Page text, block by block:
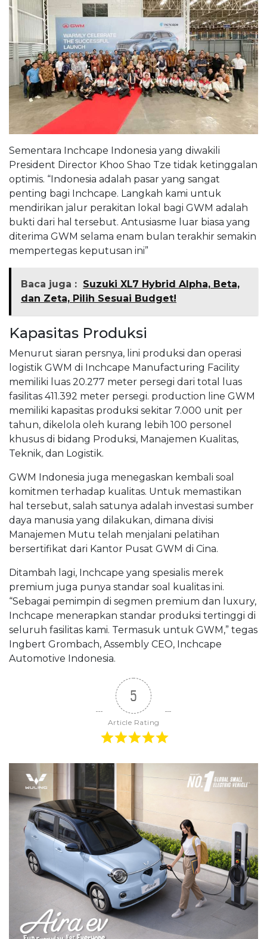
Sementara Inchcape Indonesia yang diwakili
President Director Khoo Shao Tze tidak ketinggalan
optimis. “Indonesia adalah pasar yang sangat
penting bagi Inchcape. Langkah kami untuk
mendirikan jalur perakitan lokal bagi GWM adalah
bukti dari hal tersebut. Antusiasme luar biasa yang
diterima GWM selama enam bulan terakhir semakin
mempertegas keputusan ini”
Baca juga : Suzuki XL7 Hybrid Alpha, Beta,
dan Zeta, Pilih Sesuai Budget!
Kapasitas Produksi
Menurut siaran persnya, lini produksi dan operasi
logistik GWM di Inchcape Manufacturing Facility
memiliki luas 20.277 meter persegi dari total luas
fasilitas 411.392 meter persegi. production line GWM
memiliki kapasitas produksi sekitar 7.000 unit per
tahun, dikelola oleh kurang lebih 100 personel
khusus di bidang Produksi, Manajemen Kualitas,
Teknik, dan Logistik.
GWM Indonesia juga menegaskan kembali soal
komitmen terhadap kualitas. Untuk memastikan
hal tersebut, salah satunya adalah investasi sumber
daya manusia yang dilakukan, dimana divisi
Manajemen Mutu telah menjalani pelatihan
bersertifikat dari Kantor Pusat GWM di Cina.
Ditambah lagi, Inchcape yang spesialis merek
premium juga punya standar soal kualitas ini.
“Sebagai pemimpin di segmen premium dan luxury,
Inchcape menerapkan standar produksi tertinggi di
seluruh fasilitas kami. Termasuk untuk GWM,” tegas
Ingbert Grombach, Assembly CEO, Inchcape
Automotive Indonesia.
5
Article Rating